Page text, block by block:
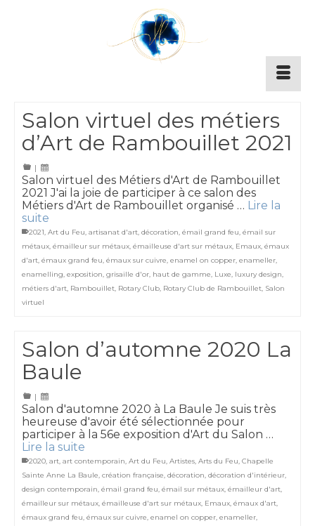
Salon virtuel des métiers
d’Art de Rambouillet 2021
|
Salon virtuel des Métiers d'Art de Rambouillet
2021 J'ai la joie de participer à ce salon des
Métiers d'Art de Rambouillet organisé … Lire la
suite
2021, Art du Feu, artisanat d'art, décoration, émail grand feu, émail sur
métaux, émailleur sur métaux, émailleuse d'art sur métaux, Emaux, émaux
d'art, émaux grand feu, émaux sur cuivre, enamel on copper, enameller,
enamelling, exposition, grisaille d'or, haut de gamme, Luxe, luxury design,
métiers d'art, Rambouillet, Rotary Club, Rotary Club de Rambouillet, Salon
virtuel
Salon d’automne 2020 La
Baule
|
Salon d'automne 2020 à La Baule Je suis très
heureuse d'avoir été sélectionnée pour
participer à la 56e exposition d'Art du Salon …
Lire la suite
2020, art, art contemporain, Art du Feu, Artistes, Arts du Feu, Chapelle
Sainte Anne La Baule, création française, décoration, décoration d'intérieur,
design contemporain, émail grand feu, émail sur métaux, émailleur d'art,
émailleur sur métaux, émailleuse d'art sur métaux, Emaux, émaux d'art,
émaux grand feu, émaux sur cuivre, enamel on copper, enameller,